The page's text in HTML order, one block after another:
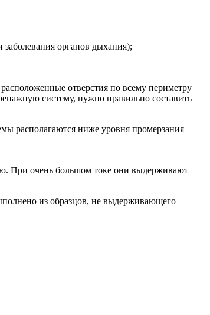
органов дыхания);
отверстия по всему периметру
систему, нужно правильно составить
располагаются ниже уровня промерзания
При очень большом токе они выдерживают
из образцов, не выдерживающего